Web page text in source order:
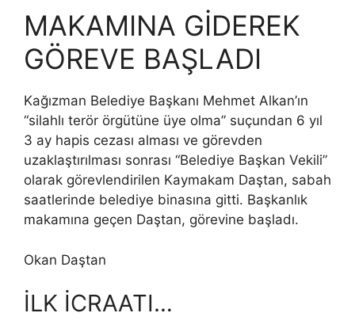
MAKAMINA GİDEREK
GÖREVE BAŞLADI
Kağızman Belediye Başkanı Mehmet Alkan’ın
“silahlı terör örgütüne üye olma” suçundan 6 yıl
3 ay hapis cezası alması ve görevden
uzaklaştırılması sonrası “Belediye Başkan Vekili”
olarak görevlendirilen Kaymakam Daştan, sabah
saatlerinde belediye binasına gitti. Başkanlık
makamına geçen Daştan, görevine başladı.
Okan Daştan
İLK İCRAATI…